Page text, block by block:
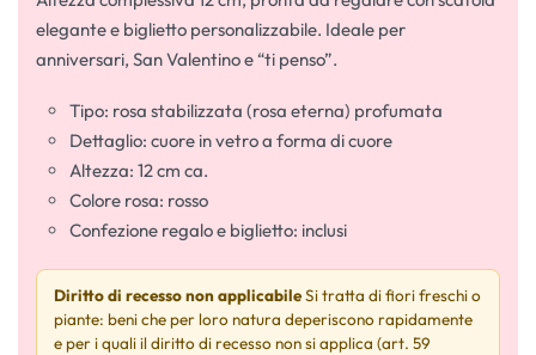
elegante e biglietto personalizzabile. Ideale per
anniversari, San Valentino e “ti penso”.
Tipo: rosa stabilizzata (rosa eterna) profumata
Dettaglio: cuore in vetro a forma di cuore
Altezza: 12 cm ca.
Colore rosa: rosso
Confezione regalo e biglietto: inclusi
Diritto di recesso non applicabileSi tratta di fiori freschi o
piante: beni che per loro natura deperiscono rapidamente
e per i quali il diritto di recesso non si applica (art. 59